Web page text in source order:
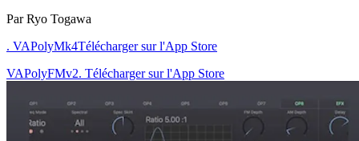
Par Ryo Togawa
. VAPolyMk4Télécharger sur l'App Store
VAPolyFMv2. Télécharger sur l'App Store